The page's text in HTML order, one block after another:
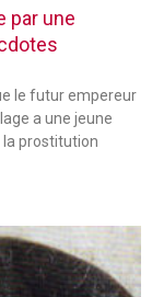
par une
le futur empereur
a une jeune
la prostitution